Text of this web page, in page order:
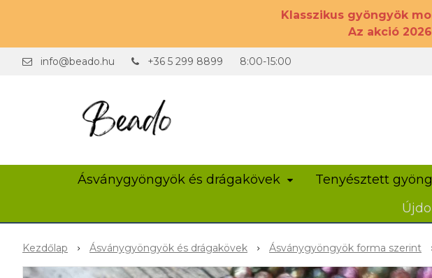
Klasszikus gyöngyök
Az akció
info@beado.hu +36 5 299 8899 8:00-15:00
Ásványgyöngyök és drágakövek Tenyésztett
Kezdőlap Ásványgyöngyök és drágakövek Ásványgyöngyök forma szerint